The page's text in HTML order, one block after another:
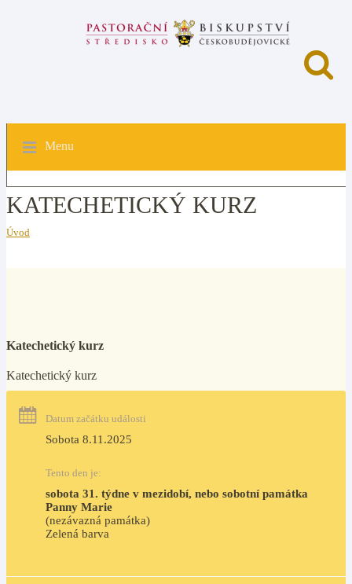
Menu
KATECHETICKÝ KURZ
Úvod
Katechetický kurz
Katechetický kurz
Datum začátku události
Sobota 8.11.2025
Tento den je:
sobota 31. týdne v mezidobí, nebo sobotní památka
Panny Marie
(nezávazná památka)
Zelená barva